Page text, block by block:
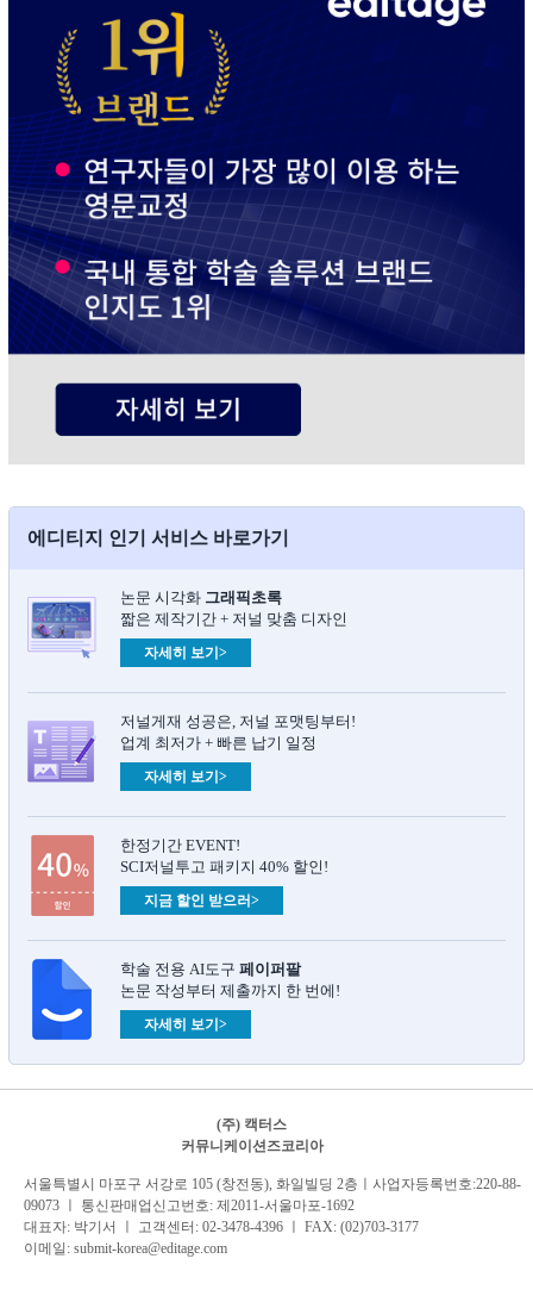
에디티지 인기 서비스 바로가기
논문 시각화 그래픽초록​
짧은 제작기간 + 저널 맞춤 디자인
자세히 보기>
저널게재 성공은, 저널 포맷팅부터!
업계 최저가 + 빠른 납기 일정
자세히 보기>
한정기간 EVENT!
SCI저널투고 패키지 40% 할인!
지금 할인 받으러>
학술 전용 AI도구 페이퍼팔
논문 작성부터 제출까지 한 번에!
자세히 보기>
(주) 캑터스
커뮤니케이션즈코리아
서 울특별시 마포구 서강로 105 (창전동), 화일빌딩 2층 ㅣ사업자등록번호:220-88-
09073 ㅣ 통신판매업신고번호: 제2011-서울마포-1692
대표자: 박기서 ㅣ 고객센터: 02-3478-4396 ㅣ FAX: (02)703-3177
이메일: submit-korea@editage.com